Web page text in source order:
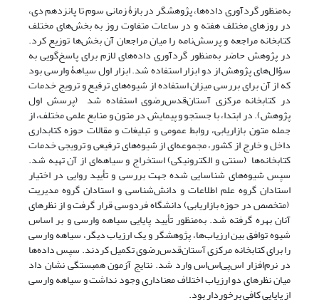
به‌‌منظور گردآوری داده‌ها، پژوهشگر در بازۀ زمانی سوم تا پانزدهم دی‌،
در روزهای مختلف هفته و در ساعات متفاوت روز به بخش‌های مختلف
کتابخانه مراجعه و پرسش‌نامه را میان مراجعان آن بخش‌ها توزیع کرد.
در پژوهش حاضر به‌‌منظور گردآوری داده‌های لازم برای پاسخ‌گویی به
سؤال‌های پژوهش از دو ابزار استفاده شد. ابزار اول سیاهۀ وارسی بود
که از آن برای بررسی میزان استفاده از شیوه‌های ترفیع و ترویج خدمات
در کتابخانه مرکزی آستان‌قدس‌رضوی استفاده شد (پرسش اول
پژوهش). در ابتدا، با جستجو و پیمایش در متون و منابع علمی مختلف، از
جمله متون بازاریابی، روابط عمومی و تبلیغات و مقالات حوزه کتابداری
داخل و خارج از کشور، مجموعه‌ای از شیوه‌های ترفیعی و ترویجی خدمات
کتابخانه‌ها (سنتی و الکترونیکی) استخراج و سیاهه‌ای از آن تهیه شد.
سپس شیوه‌های شناسایی شده جهت بررسی و تأیید روایی در اختیار
استادان گروه علم اطلاعات و دانش‌شناسی و استادان گروه مدیریت
(متخصص در حوزه بازاریابی) دانشگاه فردوسی قرار گرفت و از نظرهای
آنان بهره گرفته شد. به‌منظور تأیید پایایی سیاهه وارسی و بر اساس
شیوه توافق بین ارزیاب‌ها، پژوهشگر و یک ارزیاب دیگر، سیاهه وارسی
را برای کتابخانه مرکزی آستان‌قدس‌رضوی‌ تکمیل کردند. سپس داده‌ها
در نرم‌افزار اس‌پی‌اس‌اس‌ وارد شد. نتایج آزمون همبستگی نشان داد
میان نظرهای دو ارزیاب اختلاف معناداری وجود نداشت و سیاهه وارسی
از پایایی کافی برخوردار بود.